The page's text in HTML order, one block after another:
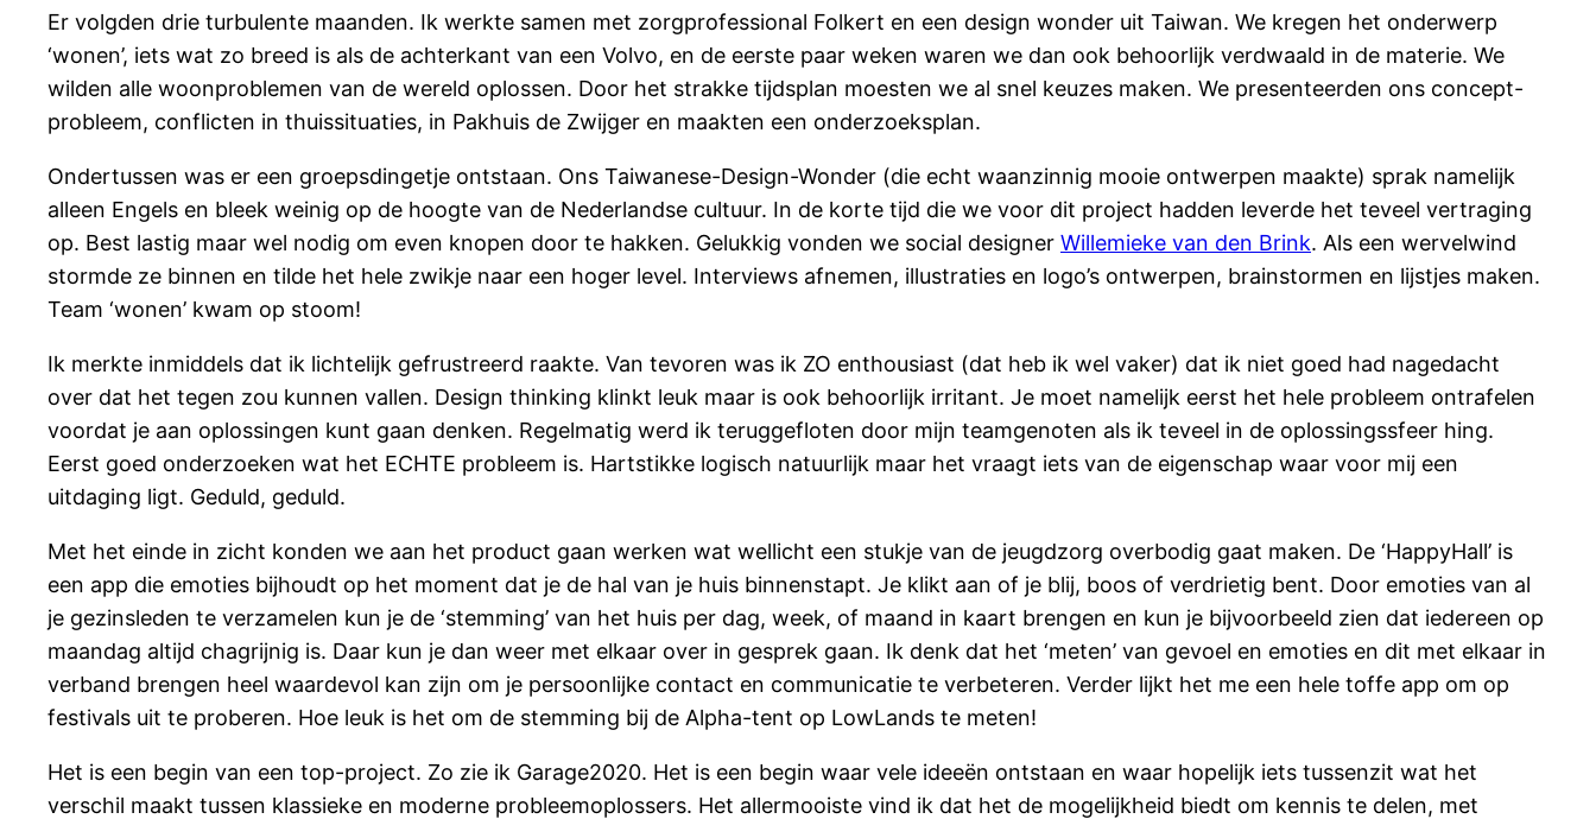
Er volgden drie turbulente maanden. Ik werkte samen met zorgprofessional Folkert en een design wonder uit Taiwan. We kregen het onderwerp
‘wonen’, iets wat zo breed is als de achterkant van een Volvo, en de eerste paar weken waren we dan ook behoorlijk verdwaald in de materie. We
wilden alle woonproblemen van de wereld oplossen. Door het strakke tijdsplan moesten we al snel keuzes maken. We presenteerden ons concept-
probleem, conflicten in thuissituaties, in Pakhuis de Zwijger en maakten een onderzoeksplan.
Ondertussen was er een groepsdingetje ontstaan. Ons Taiwanese-Design-Wonder (die echt waanzinnig mooie ontwerpen maakte) sprak namelijk
alleen Engels en bleek weinig op de hoogte van de Nederlandse cultuur. In de korte tijd die we voor dit project hadden leverde het teveel vertraging
op. Best lastig maar wel nodig om even knopen door te hakken. Gelukkig vonden we social designer Willemieke van den Brink. Als een wervelwind
stormde ze binnen en tilde het hele zwikje naar een hoger level. Interviews afnemen, illustraties en logo’s ontwerpen, brainstormen en lijstjes maken.
Team ‘wonen’ kwam op stoom!
Ik merkte inmiddels dat ik lichtelijk gefrustreerd raakte. Van tevoren was ik ZO enthousiast (dat heb ik wel vaker) dat ik niet goed had nagedacht
over dat het tegen zou kunnen vallen. Design thinking klinkt leuk maar is ook behoorlijk irritant. Je moet namelijk eerst het hele probleem ontrafelen
voordat je aan oplossingen kunt gaan denken. Regelmatig werd ik teruggefloten door mijn teamgenoten als ik teveel in de oplossingssfeer hing.
Eerst goed onderzoeken wat het ECHTE probleem is. Hartstikke logisch natuurlijk maar het vraagt iets van de eigenschap waar voor mij een
uitdaging ligt. Geduld, geduld.
Met het einde in zicht konden we aan het product gaan werken wat wellicht een stukje van de jeugdzorg overbodig gaat maken. De ‘HappyHall’ is
een app die emoties bijhoudt op het moment dat je de hal van je huis binnenstapt. Je klikt aan of je blij, boos of verdrietig bent. Door emoties van al
je gezinsleden te verzamelen kun je de ‘stemming’ van het huis per dag, week, of maand in kaart brengen en kun je bijvoorbeeld zien dat iedereen op
maandag altijd chagrijnig is. Daar kun je dan weer met elkaar over in gesprek gaan. Ik denk dat het ‘meten’ van gevoel en emoties en dit met elkaar in
verband brengen heel waardevol kan zijn om je persoonlijke contact en communicatie te verbeteren. Verder lijkt het me een hele toffe app om op
festivals uit te proberen. Hoe leuk is het om de stemming bij de Alpha-tent op LowLands te meten!
Het is een begin van een top-project. Zo zie ik Garage2020. Het is een begin waar vele ideeën ontstaan en waar hopelijk iets tussenzit wat het
verschil maakt tussen klassieke en moderne probleemoplossers. Het allermooiste vind ik dat het de mogelijkheid biedt om kennis te delen, met